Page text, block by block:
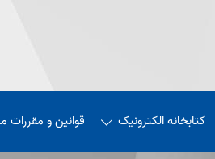
کتابخانه الکترونیک قوانین و مقررات